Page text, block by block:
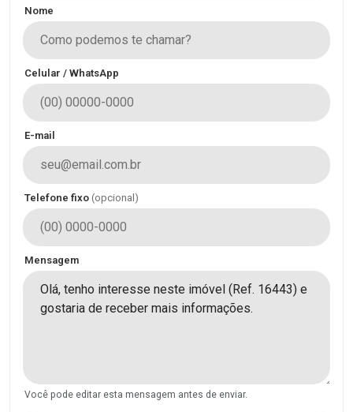
Nome
Celular / WhatsApp
E-mail
Telefone fixo (opcional)
Mensagem
Você pode editar esta mensagem antes de enviar.